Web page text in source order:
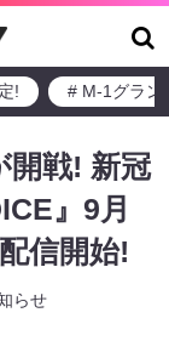
! # M-1グラン
開戦! 新冠
』9月
信開始!
らせ